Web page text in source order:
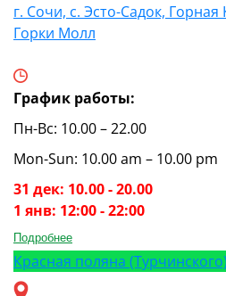
г. Сочи, с. Эсто-Садок,
Горки Молл
График работы:
Пн-Вс: 10.00 – 22.00
Mon-Sun: 10.00 am – 10.00 pm
31 дек: 10.00 - 20.00
1 янв: 12:00 - 22:00
Подробнее
Красная поляна (Турчинского)